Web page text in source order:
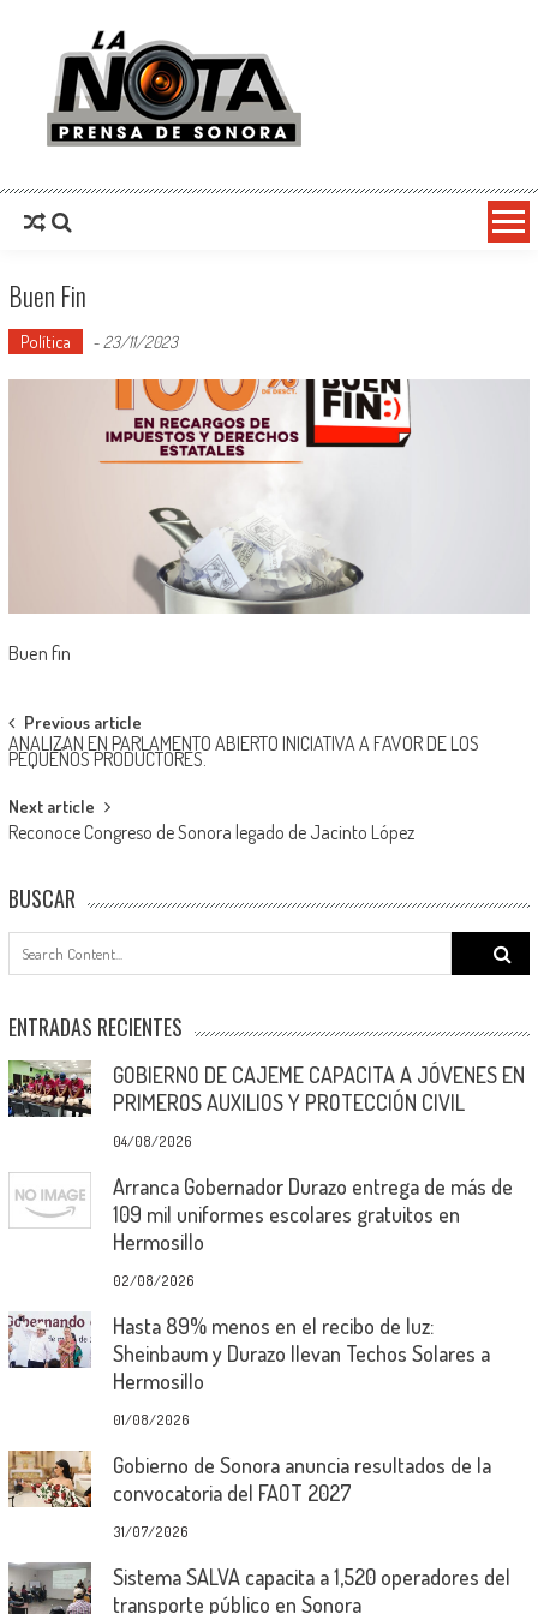
La Nota Prensa De Sonora
Buen Fin
Política - 23/11/2023
Buen fin
Post
navigation
Previous article
ANALIZAN EN PARLAMENTO ABIERTO INICIATIVA A FAVOR DE LOS
PEQUEÑOS PRODUCTORES.
Next article
Reconoce Congreso de Sonora legado de Jacinto López
BUSCAR
Search
for:
ENTRADAS RECIENTES
GOBIERNO DE CAJEME CAPACITA A JÓVENES EN
PRIMEROS AUXILIOS Y PROTECCIÓN CIVIL
04/08/2026
Arranca Gobernador Durazo entrega de más de
109 mil uniformes escolares gratuitos en
Hermosillo
02/08/2026
Hasta 89% menos en el recibo de luz:
Sheinbaum y Durazo llevan Techos Solares a
Hermosillo
01/08/2026
Gobierno de Sonora anuncia resultados de la
convocatoria del FAOT 2027
31/07/2026
Sistema SALVA capacita a 1,520 operadores del
transporte público en Sonora